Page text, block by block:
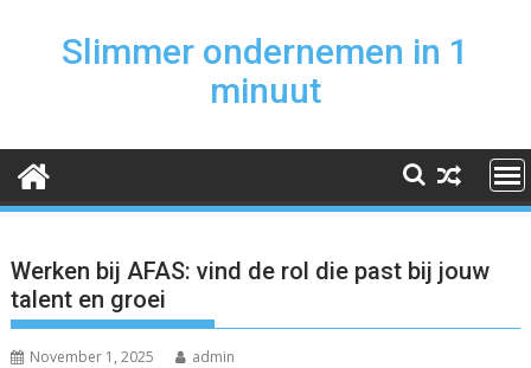
Slimmer ondernemen in 1
minuut
Werken bij AFAS: vind de rol die past bij jouw
talent en groei
November 1, 2025 admin